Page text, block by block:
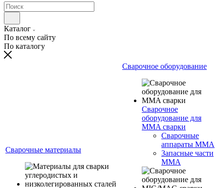
Каталог
По всему сайту
По каталогу
Сварочные материалы
Сварочное оборудование
Сварочное
оборудование для
MMA сварки
Сварочные
аппараты MMA
Запасные части
MMA